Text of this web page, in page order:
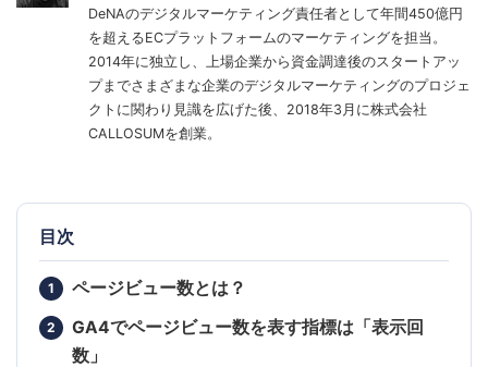
DeNAのデジタルマーケティング責任者として年間450億円
を超えるECプラットフォームのマーケティングを担当。
2014年に独立し、上場企業から資金調達後のスタートアッ
プまでさまざまな企業のデジタルマーケティングのプロジェ
クトに関わり見識を広げた後、2018年3月に株式会社
CALLOSUMを創業。
目次
ページビュー数とは？
GA4でページビュー数を表す指標は「表示回
数」